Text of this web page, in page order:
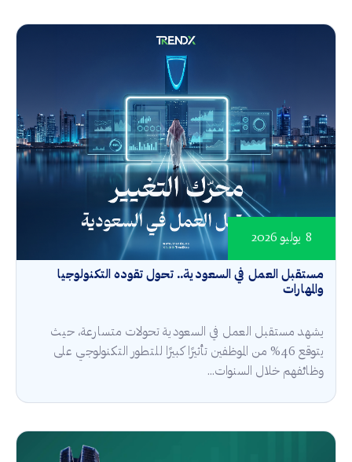
مستقبل العمل في السعودية.. تحول تقوده التكنولوجيا
والمهارات
8 يوليو 2026
يشهد مستقبل العمل في السعودية تحولات متسارعة، حيث
يتوقع 46% من الموظفين تأثيرًا كبيرًا للتطور التكنولوجي على
وظائفهم خلال السنوات...